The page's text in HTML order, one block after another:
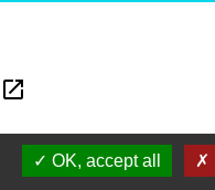
open_in_new
OK, accept all